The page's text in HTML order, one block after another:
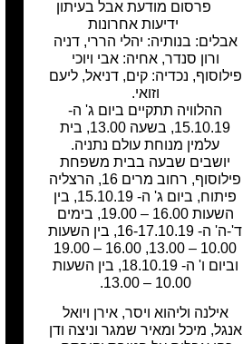
פרסום מודעת אבל בעיתון
ידיעות אחרונות
אבלים: בנותיה: יהלי הררי, דניה
ורון סנדר, אחיה: אבי ויוכי
פילוסוף, נכדיה: קים, דניאל, ליעם
וזואי.
ההלוויה תתקיים ביום ג' ה-
15.10.19, בשעה 13.00, בית
עלמין מנוחת עולם נתניה.
יושבים שבעה בבית משפחת
פילוסוף, רחוב מרים 16, הרצליה
פיתוח, ביום ג' ה- 15.10.19, בין
השעות 16.00 – 19.00, בימים
ד'-ה' ה- 16-17.10.19, בין השעות
10.00 – 13.00, 16.00 – 19.00
וביום ו' ה- 18.10.19, בין השעות
10.00 – 13.00.
אילנה וליהוא ויסר, אירן ויואל
אנגל, מיכל ומאיר שמגר וניצה ודן